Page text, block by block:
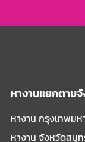
หางานแยกตาม
หางาน กรุงเทพม
หางาน จังหวัดสมุท